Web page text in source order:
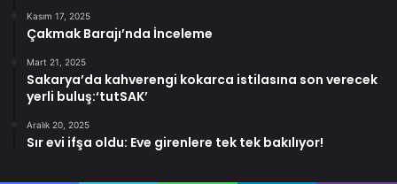
Kasım 17, 2025
Çakmak Barajı’nda İnceleme
Mart 21, 2025
Sakarya’da kahverengi kokarca istilasına son verecek
yerli buluş:‘tutSAK’
Aralık 20, 2025
Sır evi ifşa oldu: Eve girenlere tek tek bakılıyor!